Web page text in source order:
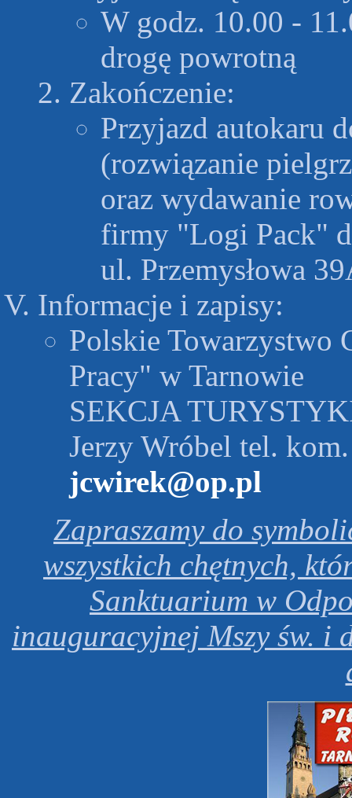
W godz. 10.00 -
drogę powrotną
Zakończenie:
Przyjazd autokaru
(rozwiązanie
oraz wydawanie
firmy "Logi Pack"
ul. Przemysłowa
Informacje i zapisy:
Polskie Towarzystwo
Pracy" w Tarnowie
SEKCJA
Jerzy Wróbel tel. kom.
jcwirek@op.pl
Zapraszamy do
wszystkich chętnych,
Sanktuarium w
inauguracyjnej Mszy św. i